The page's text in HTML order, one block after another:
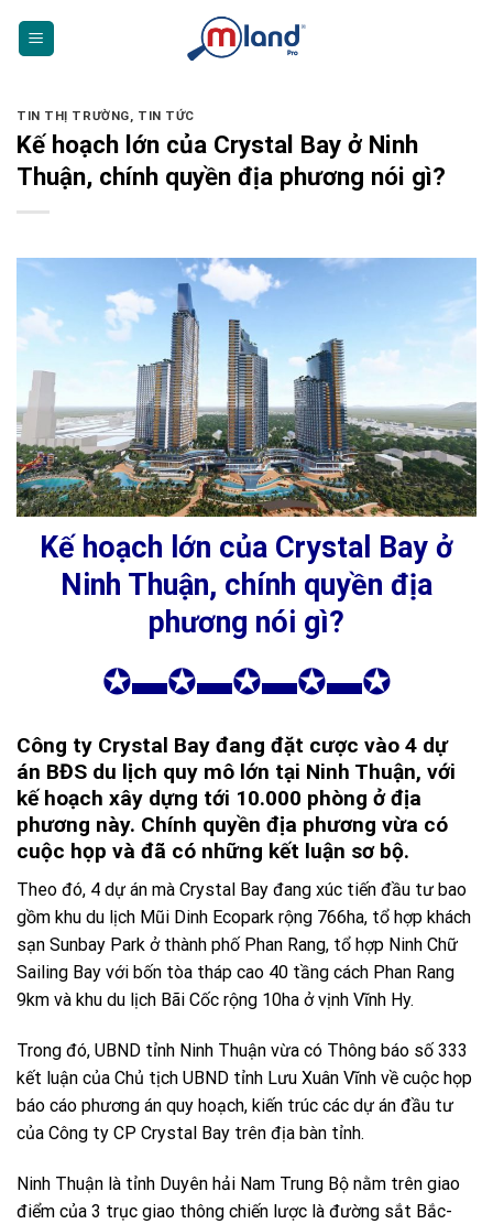
TIN THỊ TRƯỜNG, TIN TỨC
Kế hoạch lớn của Crystal Bay ở Ninh
Thuận, chính quyền địa phương nói gì?
Kế hoạch lớn của Crystal Bay ở
Ninh Thuận, chính quyền địa
phương nói gì?
✪▬✪▬✪▬✪▬✪
Công ty Crystal Bay đang đặt cược vào 4 dự
án BĐS du lịch quy mô lớn tại Ninh Thuận, với
kế hoạch xây dựng tới 10.000 phòng ở địa
phương này. Chính quyền địa phương vừa có
cuộc họp và đã có những kết luận sơ bộ.
Theo đó, 4 dự án mà Crystal Bay đang xúc tiến đầu tư bao
gồm khu du lịch Mũi Dinh Ecopark rộng 766ha, tổ hợp khách
sạn Sunbay Park ở thành phố Phan Rang, tổ hợp Ninh Chữ
Sailing Bay với bốn tòa tháp cao 40 tầng cách Phan Rang
9km và khu du lịch Bãi Cốc rộng 10ha ở vịnh Vĩnh Hy.
Trong đó, UBND tỉnh Ninh Thuận vừa có Thông báo số 333
kết luận của Chủ tịch UBND tỉnh Lưu Xuân Vĩnh về cuộc họp
báo cáo phương án quy hoạch, kiến trúc các dự án đầu tư
của Công ty CP Crystal Bay trên địa bàn tỉnh.
Ninh Thuận là tỉnh Duyên hải Nam Trung Bộ nằm trên giao
điểm của 3 trục giao thông chiến lược là đường sắt Bắc-